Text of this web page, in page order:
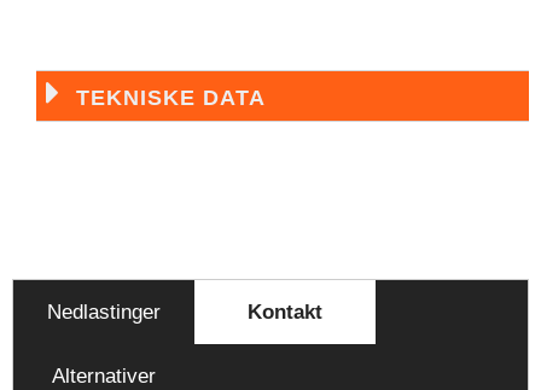
TEKNISKE DATA
Nedlastinger Kontakt
Alternativer